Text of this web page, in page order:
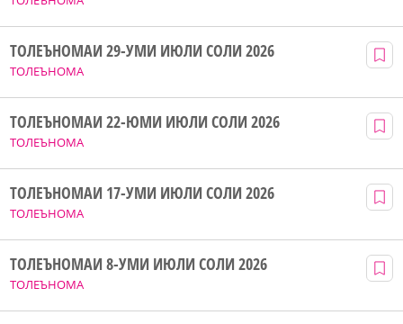
ТОЛЕЪНОМА
ТОЛЕЪНОМАИ 29-УМИ ИЮЛИ СОЛИ 2026
ТОЛЕЪНОМА
ТОЛЕЪНОМАИ 22-ЮМИ ИЮЛИ СОЛИ 2026
ТОЛЕЪНОМА
ТОЛЕЪНОМАИ 17-УМИ ИЮЛИ СОЛИ 2026
ТОЛЕЪНОМА
ТОЛЕЪНОМАИ 8-УМИ ИЮЛИ СОЛИ 2026